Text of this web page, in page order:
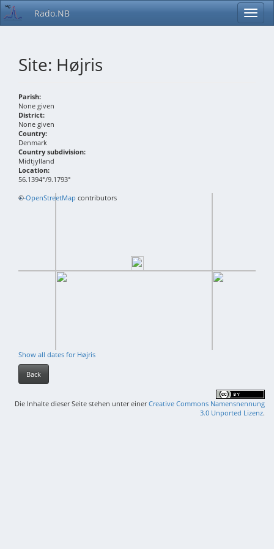
Rado.NB
Site: Højris
Parish:
None given
District:
None given
Country:
Denmark
Country subdivision:
Midtjylland
Location:
56.1394°/9.1793°
+−
©OpenStreetMap contributors
Show all dates for Højris
Back
Die Inhalte dieser Seite stehen unter einerCreative Commons Namensnennung
3.0 Unported Lizenz.